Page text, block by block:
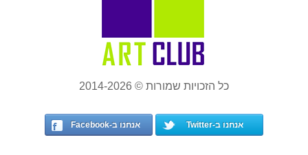
כל הזכויות שמורות © 2014-2026
אנחנו ב-Twitter אנחנו ב-Facebook